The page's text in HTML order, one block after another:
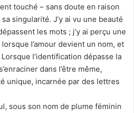
touché – sans doute en raison
singularité. J’y ai vu une beauté
les mots ; j’y ai perçu une
l’amour devient un nom, et
l’identification dépasse la
dans l’être même,
unique, incarnée par des lettres
sous son nom de plume féminin